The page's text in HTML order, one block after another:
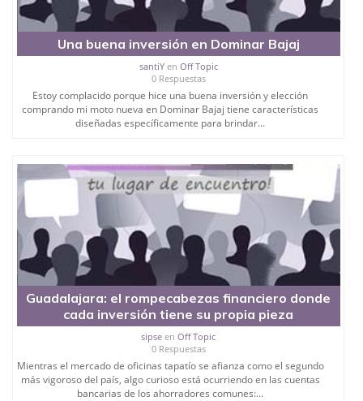
Una buena inversión en Dominar Bajaj
santiYen Off Topic
0 Respuestas
Estoy complacido porque hice una buena inversión y elección
comprando mi moto nueva en Dominar Bajaj tiene características
diseñadas específicamente para brindar...
Guadalajara: el rompecabezas financiero donde
cada inversión tiene su propia pieza
sipse enOff Topic
0 Respuestas
Mientras el mercado de oficinas tapatío se afianza como el segundo
más vigoroso del país, algo curioso está ocurriendo en las cuentas
bancarias de los ahorradores comunes:...